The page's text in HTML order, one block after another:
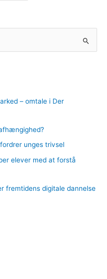
– omtale i Der
unges trivsel
elever med at forstå
fremtidens digitale dannelse